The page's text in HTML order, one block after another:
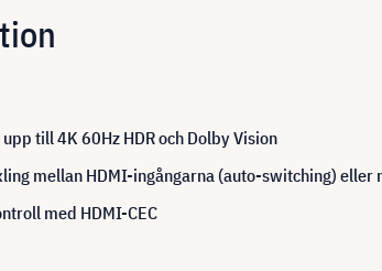
till 4K 60Hz HDR och Dolby Vision
mellan HDMI-ingångarna (auto-switching)
med HDMI-CEC